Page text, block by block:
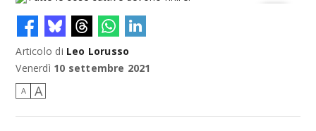
Tutte le cose cattive devono finire.
Articolo di Leo Lorusso
Venerdì 10 settembre 2021
A A